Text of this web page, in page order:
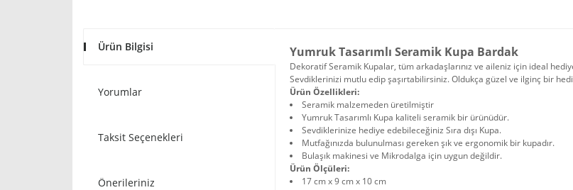
Ürün Bilgisi
Yorumlar
Taksit Seçenekleri
Önerileriniz
Yumruk Tasarımlı Seramik Kupa Bardak
Dekoratif Seramik Kupalar, tüm arkadaşlarınız ve aileniz için ideal
Sevdiklerinizi mutlu edip şaşırtabilirsiniz. Oldukça güzel ve ilginç bir
Ürün Özellikleri:
Seramik malzemeden üretilmiştir
Yumruk Tasarımlı Kupa kaliteli seramik bir ürünüdür.
Sevdiklerinize hediye edebileceğiniz Sıra dışı Kupa.
Mutfağınızda bulunulması gereken şık ve ergonomik bir kupadır.
Bulaşık makinesi ve Mikrodalga için uygun değildir.
Ürün Ölçüleri:
17 cm x 9 cm x 10 cm